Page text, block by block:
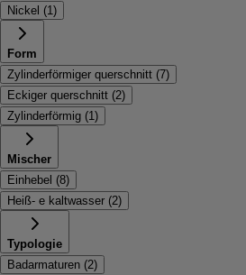
Nickel (1)
Form
Zylinderförmiger querschnitt (7)
Eckiger querschnitt (2)
Zylinderförmig (1)
Mischer
Einhebel (8)
Heiß- e kaltwasser (2)
Typologie
Badarmaturen (2)